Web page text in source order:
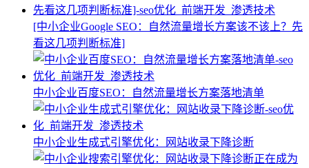
[中小企业Google SEO：自然流量增长方案该不该上？先
看这几项判断标准]
中小企业百度SEO：自然流量增长方案落地清单
中小企业生成式引擎优化：网站收录下降诊断